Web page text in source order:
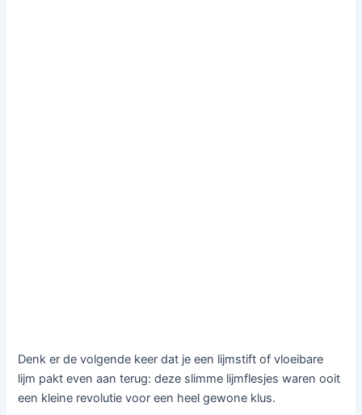
Denk er de volgende keer dat je een lijmstift of vloeibare
lijm pakt even aan terug: deze slimme lijmflesjes waren ooit
een kleine revolutie voor een heel gewone klus.